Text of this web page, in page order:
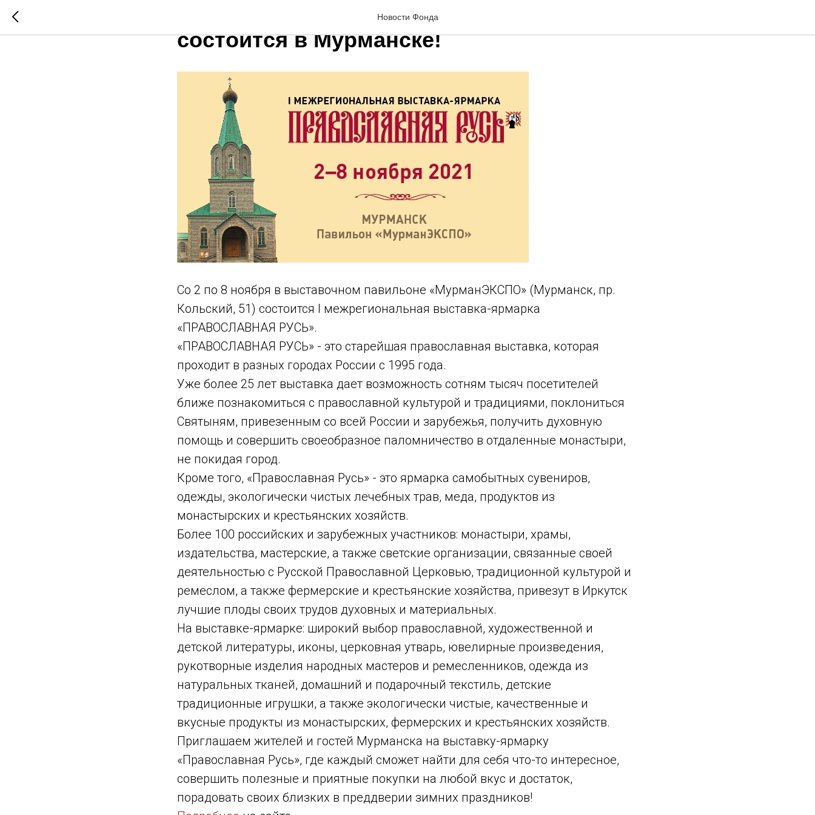
Новости Фонда
Впервые выставка «Православная Русь»
состоится в Мурманске!
Со 2 по 8 ноября в выставочном павильоне «МурманЭКСПО» (Мурманск, пр.
Кольский, 51) состоится I межрегиональная выставка-ярмарка
«ПРАВОСЛАВНАЯ РУСЬ».
«ПРАВОСЛАВНАЯ РУСЬ» - это старейшая православная выставка, которая
проходит в разных городах России с 1995 года.
Уже более 25 лет выставка дает возможность сотням тысяч посетителей
ближе познакомиться с православной культурой и традициями, поклониться
Святыням, привезенным со всей России и зарубежья, получить духовную
помощь и совершить своеобразное паломничество в отдаленные монастыри,
не покидая город.
Кроме того, «Православная Русь» - это ярмарка самобытных сувениров,
одежды, экологически чистых лечебных трав, меда, продуктов из
монастырских и крестьянских хозяйств.
Более 100 российских и зарубежных участников: монастыри, храмы,
издательства, мастерские, а также светские организации, связанные своей
деятельностью с Русской Православной Церковью, традиционной культурой и
ремеслом, а также фермерские и крестьянские хозяйства, привезут в Иркутск
лучшие плоды своих трудов духовных и материальных.
На выставке-ярмарке: широкий выбор православной, художественной и
детской литературы, иконы, церковная утварь, ювелирные произведения,
рукотворные изделия народных мастеров и ремесленников, одежда из
натуральных тканей, домашний и подарочный текстиль, детские
традиционные игрушки, а также экологически чистые, качественные и
вкусные продукты из монастырских, фермерских и крестьянских хозяйств.
Приглашаем жителей и гостей Мурманска на выставку-ярмарку
«Православная Русь», где каждый сможет найти для себя что-то интересное,
совершить полезные и приятные покупки на любой вкус и достаток,
порадовать своих близких в преддверии зимних праздников!